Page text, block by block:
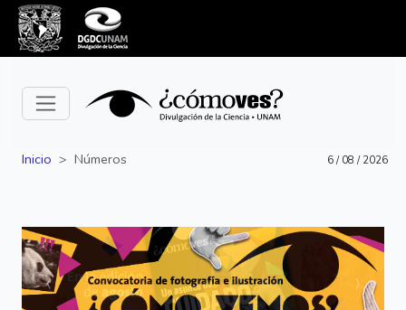
Inicio Números 6 / 08 / 2026
Siguiente Anterior